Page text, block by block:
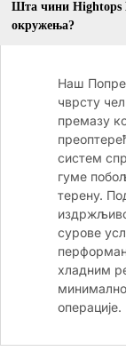
Шта чини Hightops
окружења?
Наш
чврсту
премазу
систем
гуме
терену.
сурове
хладним
операције.